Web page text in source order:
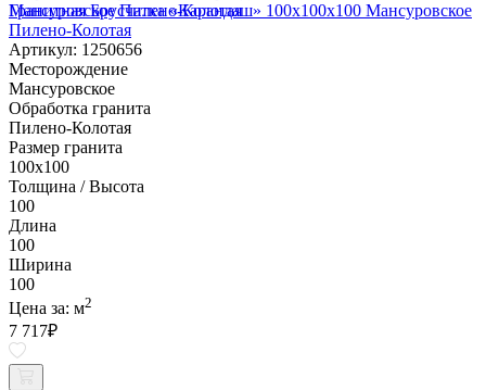
Гранитная Брусчатка «Карандаш» 100х100x100 Мансуровское
Пилено-Колотая
Артикул: 1250656
Месторождение
Мансуровское
Обработка гранита
Пилено-Колотая
Размер гранита
100х100
Толщина / Высота
100
Длина
100
Ширина
100
Цена за: м2
7 717₽